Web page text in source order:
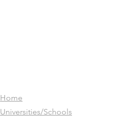
Home
​Universities/Schools